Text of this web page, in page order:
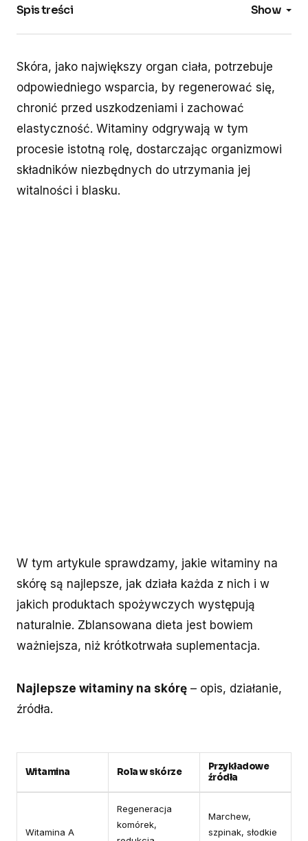
Spis treści Show
Skóra, jako największy organ ciała, potrzebuje
odpowiedniego wsparcia, by regenerować się,
chronić przed uszkodzeniami i zachować
elastyczność. Witaminy odgrywają w tym
procesie istotną rolę, dostarczając organizmowi
składników niezbędnych do utrzymania jej
witalności i blasku.
W tym artykule sprawdzamy, jakie witaminy na
skórę są najlepsze, jak działa każda z nich i w
jakich produktach spożywczych występują
naturalnie. Zblansowana dieta jest bowiem
ważniejsza, niż krótkotrwała suplementacja.
Najlepsze witaminy na skórę – opis, działanie,
źródła.
Witamina Rola w skórze
Przykładowe
źródła
Witamina A
Regeneracja
komórek,
Marchew,
szpinak, słodkie